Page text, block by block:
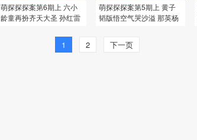
萌探探探案第6期上 六小
龄童再扮齐天大圣 孙红雷
萌探探探案第5期上 黄子
韬版悟空气哭沙溢 那英杨
1 2 下一页